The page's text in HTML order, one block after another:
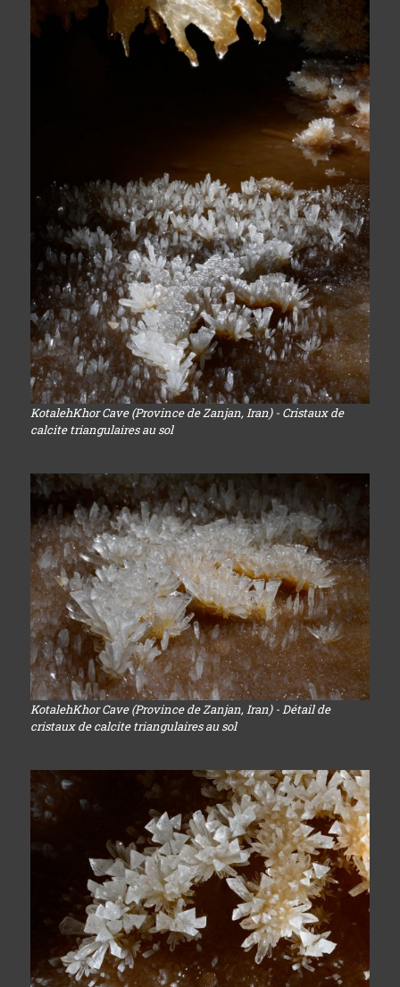
KotalehKhor Cave (Province de Zanjan, Iran) - Cristaux de
calcite triangulaires au sol
KotalehKhor Cave (Province de Zanjan, Iran) - Détail de
cristaux de calcite triangulaires au sol